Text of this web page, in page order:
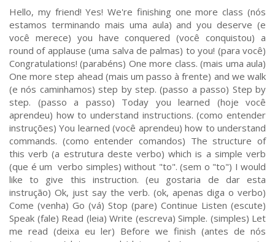
Hello, my friend! Yes! We're finishing one more class (nós
estamos terminando mais uma aula) and you deserve (e
você merece) you have conquered (você conquistou) a
round of applause (uma salva de palmas) to you! (para você)
Congratulations! (parabéns) One more class. (mais uma aula)
One more step ahead (mais um passo à frente) and we walk
(e nós caminhamos) step by step. (passo a passo) Step by
step. (passo a passo) Today you learned (hoje você
aprendeu) how to understand instructions. (como entender
instruções) You learned (você aprendeu) how to understand
commands. (como entender comandos) The structure of
this verb (a estrutura deste verbo) which is a simple verb
(que é um verbo simples) without "to". (sem o "to") I would
like to give this instruction. (eu gostaria de dar esta
instrução) Ok, just say the verb. (ok, apenas diga o verbo)
Come (venha) Go (vá) Stop (pare) Continue Listen (escute)
Speak (fale) Read (leia) Write (escreva) Simple. (simples) Let
me read (deixa eu ler) Before we finish (antes de nós